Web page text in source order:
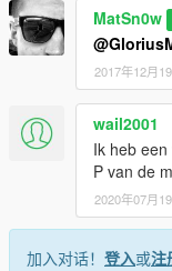
MatSn0w
2017年12月
wail2001
Ik heb
P van de
2020年07月
加入对话！ 登入或注